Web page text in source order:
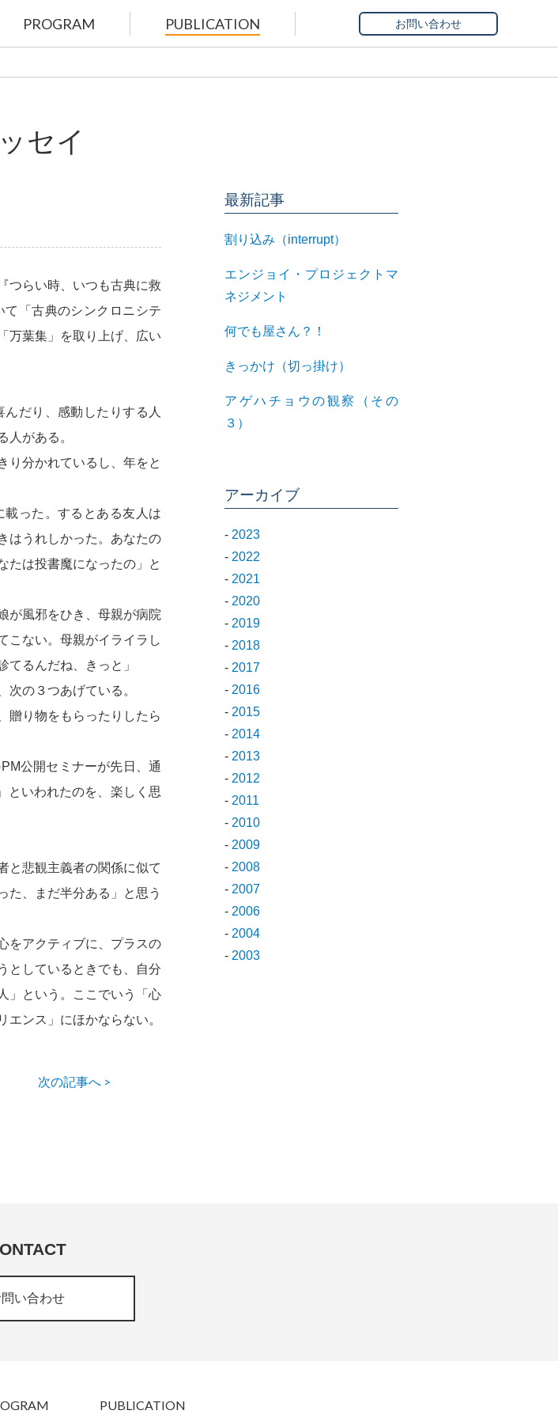
PROGRAM PUBLICATION お問い合わせ
セイ
つらい時、いつも古典に救
「古典のシンクロニシテ
万葉集」を取り上げ、広い
だり、感動したりする人
人がある。
り分かれているし、年をと
った。するとある友人は
はうれしかった。あなたの
たは投書魔になったの」と
が風邪をひき、母親が病院
こない。母親がイライラし
るんだね、きっと」
の３つあげている。
り物をもらったりしたら
公開セミナーが先日、通
といわれたのを、楽しく思
と悲観主義者の関係に似て
た、まだ半分ある」と思う
をアクティブに、プラスの
としているときでも、自分
」という。ここでいう「心
ンス」にほかならない。
次の記事へ >
最新記事
割り込み（interrupt）
エンジョイ・プロジェクトマ
ネジメント
何でも屋さん？！
きっかけ（切っ掛け）
アゲハチョウの観察（その
３）
アーカイブ
- 2023
- 2022
- 2021
- 2020
- 2019
- 2018
- 2017
- 2016
- 2015
- 2014
- 2013
- 2012
- 2011
- 2010
- 2009
- 2008
- 2007
- 2006
- 2004
- 2003
問い合わせ
PUBLICATION